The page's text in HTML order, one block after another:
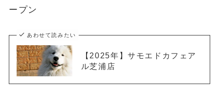
ープン
あわせて読みたい
【2025年】サモエドカフェア
ル芝浦店